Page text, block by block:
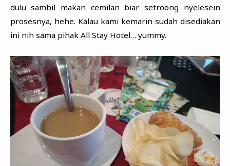
dulu sambil makan cemilan biar setroong nyelesein
prosesnya, hehe. Kalau kami kemarin sudah disediakan
ini nih sama pihak All Stay Hotel… yummy.